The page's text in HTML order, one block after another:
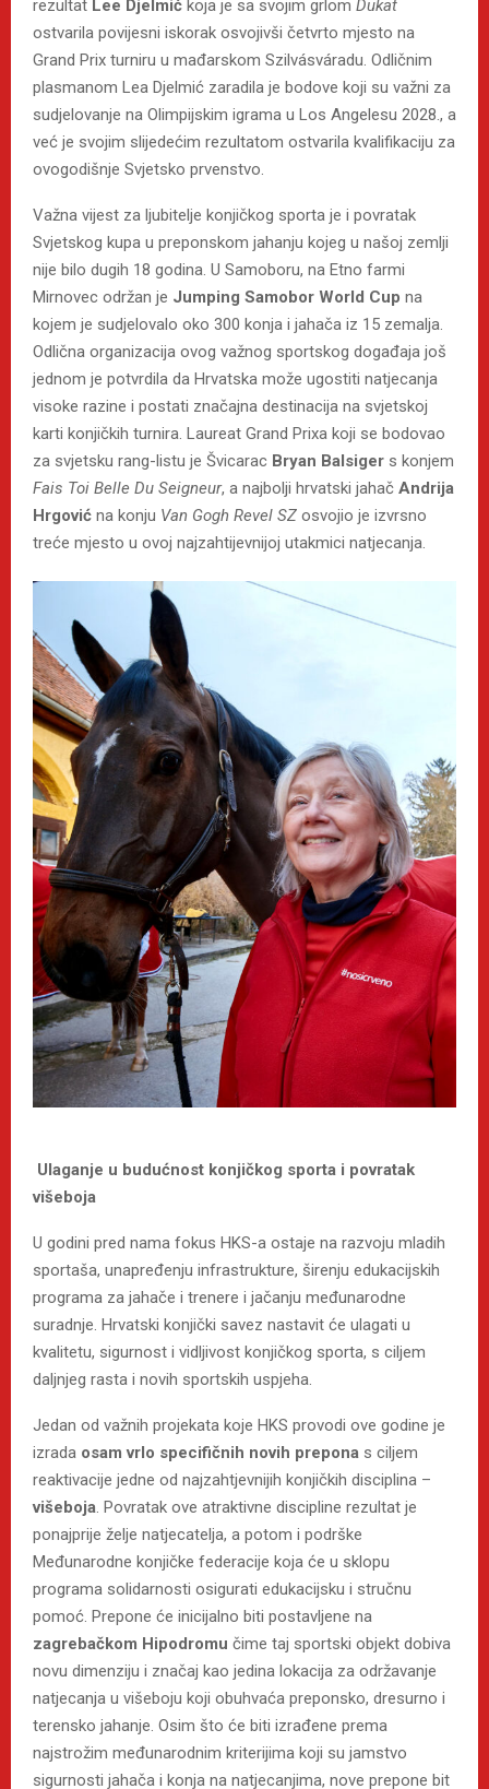
rezultat Lee Djelmić koja je sa svojim grlom Dukat
ostvarila povijesni iskorak osvojivši četvrto mjesto na
Grand Prix turniru u mađarskom Szilvásváradu. Odličnim
plasmanom Lea Djelmić zaradila je bodove koji su važni za
sudjelovanje na Olimpijskim igrama u Los Angelesu 2028., a
već je svojim slijedećim rezultatom ostvarila kvalifikaciju za
ovogodišnje Svjetsko prvenstvo.
Važna vijest za ljubitelje konjičkog sporta je i povratak
Svjetskog kupa u preponskom jahanju kojeg u našoj zemlji
nije bilo dugih 18 godina. U Samoboru, na Etno farmi
Mirnovec održan je Jumping Samobor World Cup na
kojem je sudjelovalo oko 300 konja i jahača iz 15 zemalja.
Odlična organizacija ovog važnog sportskog događaja još
jednom je potvrdila da Hrvatska može ugostiti natjecanja
visoke razine i postati značajna destinacija na svjetskoj
karti konjičkih turnira. Laureat Grand Prixa koji se bodovao
za svjetsku rang-listu je Švicarac Bryan Balsiger s konjem
Fais Toi Belle Du Seigneur, a najbolji hrvatski jahač Andrija
Hrgović na konju Van Gogh Revel SZ osvojio je izvrsno
treće mjesto u ovoj najzahtijevnijoj utakmici natjecanja.
Ulaganje u budućnost konjičkog sporta i povratak
višeboja
U godini pred nama fokus HKS-a ostaje na razvoju mladih
sportaša, unapređenju infrastrukture, širenju edukacijskih
programa za jahače i trenere i jačanju međunarodne
suradnje. Hrvatski konjički savez nastavit će ulagati u
kvalitetu, sigurnost i vidljivost konjičkog sporta, s ciljem
daljnjeg rasta i novih sportskih uspjeha.
Jedan od važnih projekata koje HKS provodi ove godine je
izrada osam vrlo specifičnih novih prepona s ciljem
reaktivacije jedne od najzahtjevnijih konjičkih disciplina –
višeboja. Povratak ove atraktivne discipline rezultat je
ponajprije želje natjecatelja, a potom i podrške
Međunarodne konjičke federacije koja će u sklopu
programa solidarnosti osigurati edukacijsku i stručnu
pomoć. Prepone će inicijalno biti postavljene na
zagrebačkom Hipodromu čime taj sportski objekt dobiva
novu dimenziju i značaj kao jedina lokacija za održavanje
natjecanja u višeboju koji obuhvaća preponsko, dresurno i
terensko jahanje. Osim što će biti izrađene prema
najstrožim međunarodnim kriterijima koji su jamstvo
sigurnosti jahača i konja na natjecanjima, nove prepone bit